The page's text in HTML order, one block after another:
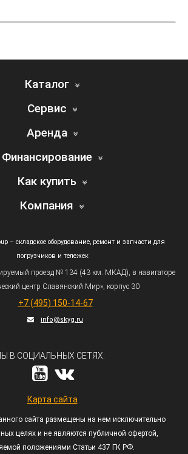
Каталог
Сервис
Аренда
Финансирование
Как купить
Компания
– складское оборудование, ремонт и запчасти для
погрузчиков и тележек
проезд № 134 (43км. МКАД), в навигаторе
центр Славянский Мир», корпус 30
+7 (495) 150-14-67
info@skyg.ru
В СОЦИАЛЬНЫХ СЕТЯХ:
Карта сайта
сайта размещены на нем исключительно
целях и не являются публичной офертой,
положениями Статьи 437 ГК РФ.